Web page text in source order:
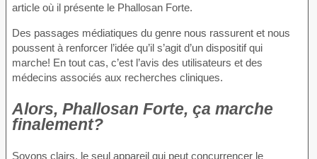
article où il présente le Phallosan Forte.
Des passages médiatiques du genre nous rassurent et nous
poussent à renforcer l’idée qu’il s’agit d’un dispositif qui
marche! En tout cas, c’est l’avis des utilisateurs et des
médecins associés aux recherches cliniques.
Alors, Phallosan Forte, ça marche
finalement?
Soyons clairs, le seul appareil qui peut concurrencer le